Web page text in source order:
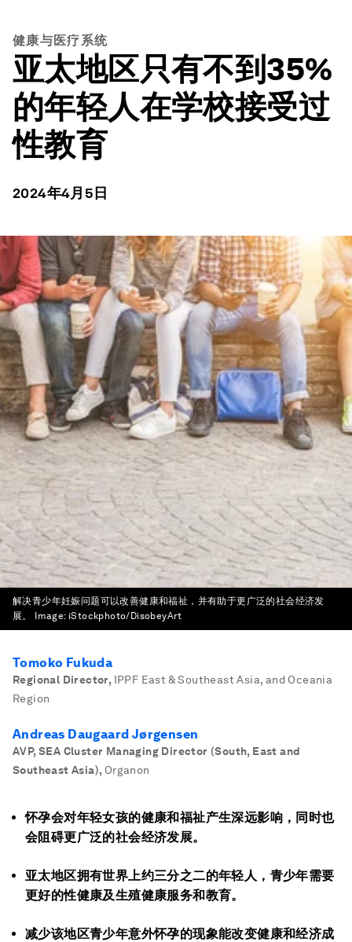
健康与医疗系统
亚太地区只有不到35%
的年轻人在学校接受过
性教育
2024年4月5日
解决青少年妊娠问题可以改善健康和福祉，并有助于更广泛的社会经济发
展。
Image: iStockphoto/DisobeyArt
Tomoko Fukuda
Regional Director, IPPF East & Southeast Asia, and Oceania
Region
Andreas Daugaard Jørgensen
AVP, SEA Cluster Managing Director (South, East and
Southeast Asia), Organon
怀孕会对年轻女孩的健康和福祉产生深远影响，同时也
会阻碍更广泛的社会经济发展。
亚太地区拥有世界上约三分之二的年轻人，青少年需要
更好的性健康及生殖健康服务和教育。
减少该地区青少年意外怀孕的现象能改变健康和经济成